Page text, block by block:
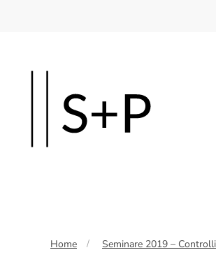
content
Home Seminare 2019 –